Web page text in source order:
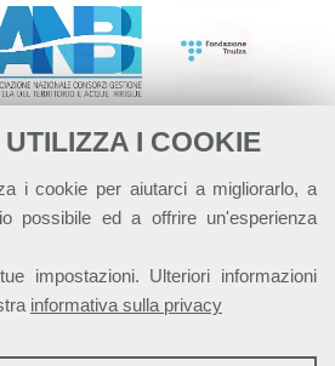
I COOKIE
i cookie per aiutarci a migliorarlo, a
possibile ed a offrire un'esperienza
impostazioni. Ulteriori informazioni
informativa sulla privacy